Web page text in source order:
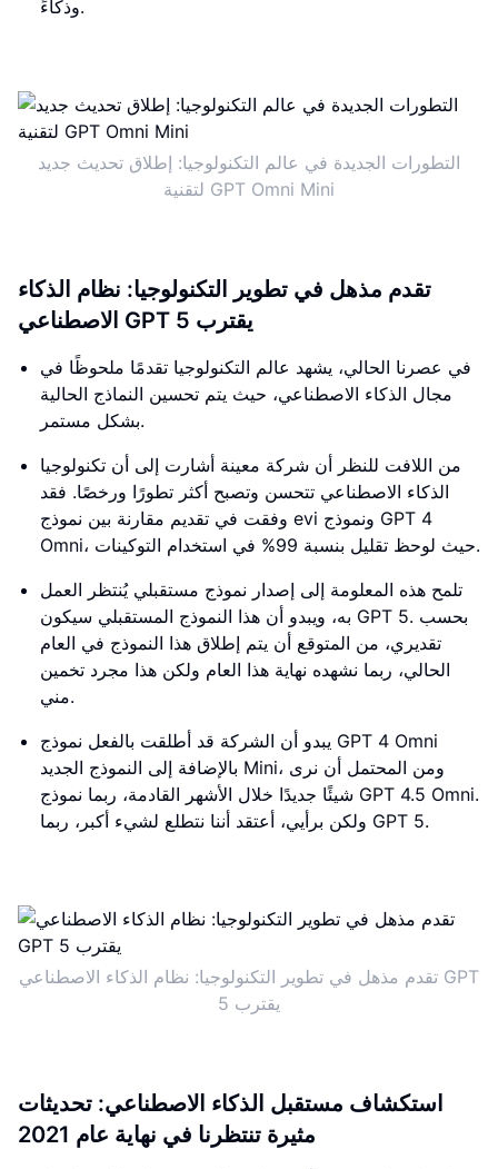
وذكاءً.
التطورات الجديدة في عالم التكنولوجيا: إطلاق تحديث جديد
لتقنية GPT Omni Mini
تقدم مذهل في تطوير التكنولوجيا: نظام الذكاء
الاصطناعي GPT 5 يقترب
في عصرنا الحالي، يشهد عالم التكنولوجيا تقدمًا ملحوظًا في
مجال الذكاء الاصطناعي، حيث يتم تحسين النماذج الحالية
بشكل مستمر.
من اللافت للنظر أن شركة معينة أشارت إلى أن تكنولوجيا
الذكاء الاصطناعي تتحسن وتصبح أكثر تطورًا ورخصًا. فقد
وفقت في تقديم مقارنة بين نموذج evi ونموذج GPT 4
Omni، حيث لوحظ تقليل بنسبة 99% في استخدام التوكينات.
تلمح هذه المعلومة إلى إصدار نموذج مستقبلي يُنتظر العمل
به، ويبدو أن هذا النموذج المستقبلي سيكون GPT 5. بحسب
تقديري، من المتوقع أن يتم إطلاق هذا النموذج في العام
الحالي، ربما نشهده نهاية هذا العام ولكن هذا مجرد تخمين
مني.
يبدو أن الشركة قد أطلقت بالفعل نموذج GPT 4 Omni
بالإضافة إلى النموذج الجديد Mini، ومن المحتمل أن نرى
شيئًا جديدًا خلال الأشهر القادمة، ربما نموذج GPT 4.5 Omni.
ولكن برأيي، أعتقد أننا نتطلع لشيء أكبر، ربما GPT 5.
تقدم مذهل في تطوير التكنولوجيا: نظام الذكاء الاصطناعي GPT
5 يقترب
استكشاف مستقبل الذكاء الاصطناعي: تحديثات
مثيرة تنتظرنا في نهاية عام 2021